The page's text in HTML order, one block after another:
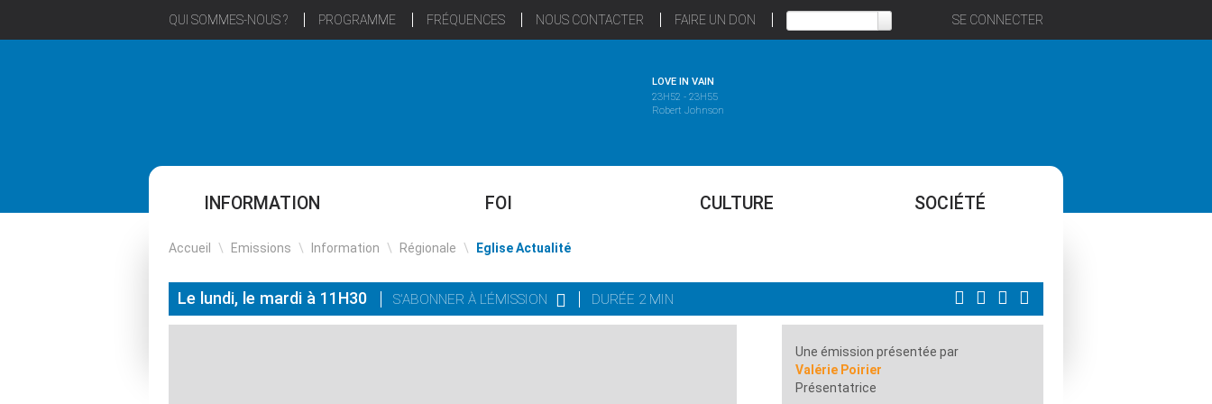
QUI SOMMES-NOUS ? PROGRAMME FRÉQUENCES NOUS CONTACTER FAIRE UN DON SE CONNECTER
LOVE IN VAIN
23H52 - 23H55
Robert Johnson
INFORMATION FOI CULTURE SOCIÉTÉ
Accueil \ Emissions \ Information \ Régionale \ Eglise Actualité
Le lundi, le mardi à 11H30 S'ABONNER À L'ÉMISSION DURÉE 2 MIN
Une émission présentée par
Valérie Poirier
Présentatrice